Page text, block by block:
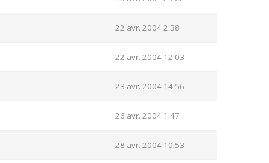
22 avr. 2004 2:38
22 avr. 2004 12:03
23 avr. 2004 14:56
26 avr. 2004 1:47
28 avr. 2004 10:53